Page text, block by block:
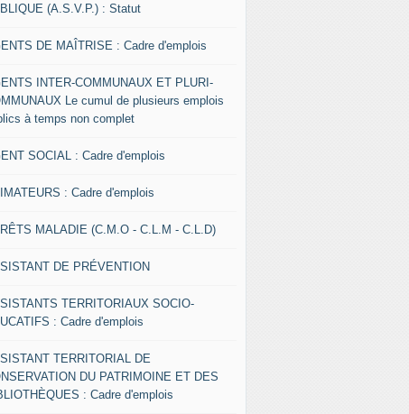
(A.S.V.P.) : Statut
DE MAÎTRISE : Cadre d'emplois
INTER-COMMUNAUX ET PLURI-
Le cumul de plusieurs emplois
à temps non complet
SOCIAL : Cadre d'emplois
: Cadre d'emplois
MALADIE (C.M.O - C.L.M - C.L.D)
DE PRÉVENTION
TERRITORIAUX SOCIO-
: Cadre d'emplois
TERRITORIAL DE
DU PATRIMOINE ET DES
: Cadre d'emplois